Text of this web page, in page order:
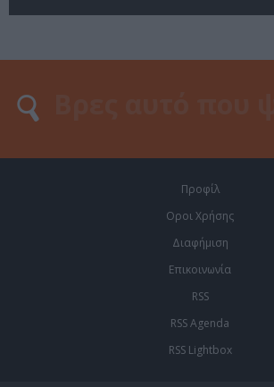
Προφίλ
Οροι Χρήσης
Διαφήμιση
Επικοινωνία
RSS
RSS Agenda
RSS Lightbox